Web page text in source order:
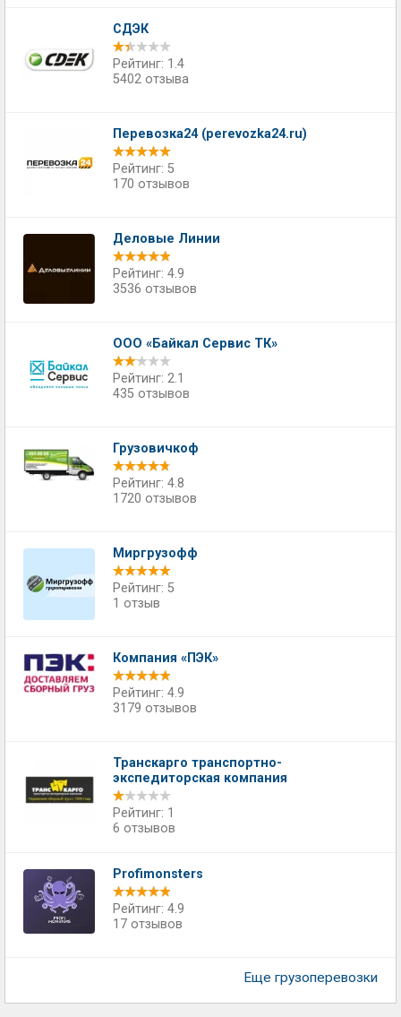
СДЭК
Рейтинг: 1.4
5402 отзыва
Перевозка24 (perevozka24.ru)
Рейтинг: 5
170 отзывов
Деловые Линии
Рейтинг: 4.9
3536 отзывов
ООО «Байкал Сервис ТК»
Рейтинг: 2.1
435 отзывов
Грузовичкоф
Рейтинг: 4.8
1720 отзывов
Миргрузофф
Рейтинг: 5
1 отзыв
Компания «ПЭК»
Рейтинг: 4.9
3179 отзывов
Транскарго транспортно-
экспедиторская компания
Рейтинг: 1
6 отзывов
Profimonsters
Рейтинг: 4.9
17 отзывов
Еще грузоперевозки